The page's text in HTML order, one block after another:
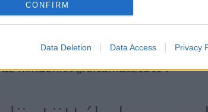
CONFIRM
Data Deletion Data Access Privacy
volt az egyetlen étel, amit
A koncertezés után kimerült
de bevállalták, és amit kaptak
mindenkit „feltámasztott”.